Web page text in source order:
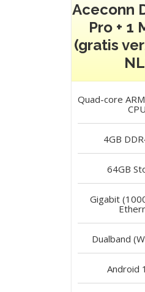
Aceconn
Pro + 1
(gratis
Quad-core
CPU
4GB
64GB
Gigabit
Dualband
Android